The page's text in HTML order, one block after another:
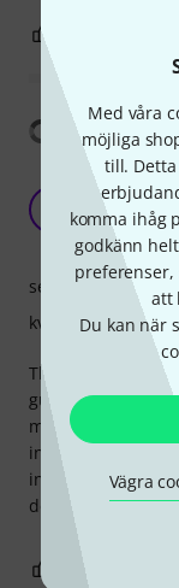
Med våra
möjliga
till.
komma ihåg
godkänn
preferenser,
att
Du kan när
Vägra
Visa
Precision
Elevates
The Thomann
guitarists seeking
meticulous Plek
intonation,
instrument. It's a
demand the
service
kvalitet